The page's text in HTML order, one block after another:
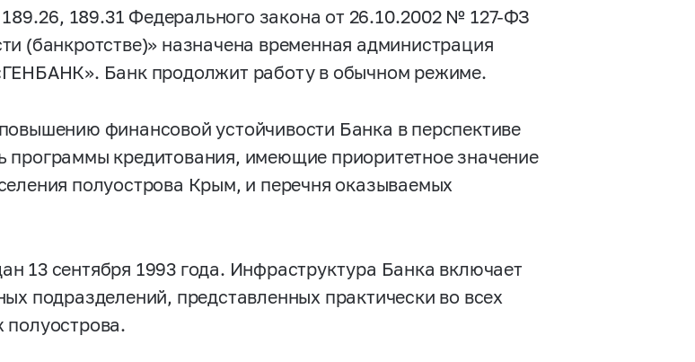
189.31 Федерального закона от 26.10.2002 № 127-ФЗ
(банкротстве)» назначена временная администрация
Банк продолжит работу в обычном режиме.
финансовой устойчивости Банка в перспективе
программы кредитования, имеющие приоритетное значение
полуострова Крым, и перечня оказываемых
13 сентября 1993 года. Инфраструктура Банка включает
подразделений, представленных практически во всех
полуострова.